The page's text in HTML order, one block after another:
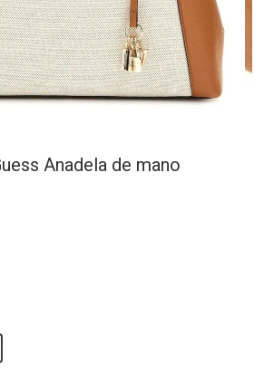
Anadela de mano